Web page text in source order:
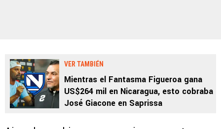
VER TAMBIÉN
Mientras el Fantasma Figueroa gana
US$264 mil en Nicaragua, esto cobraba
José Giacone en Saprissa